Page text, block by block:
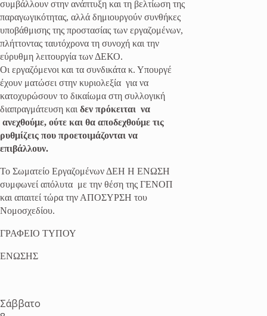
συμβάλλουν στην ανάπτυξη και τη βελτίωση της
παραγωγικότητας, αλλά δημιουργούν συνθήκες
υποβάθμισης της προστασίας των εργαζομένων,
πλήττοντας ταυτόχρονα τη συνοχή και την
εύρυθμη λειτουργία των ΔΕΚΟ.
Οι εργαζόμενοι και τα συνδικάτα κ. Υπουργέ
έχουν ματώσει στην κυριολεξία για να
κατοχυρώσουν το δικαίωμα στη συλλογική
διαπραγμάτευση και δεν πρόκειται να
ανεχθούμε, ούτε και θα αποδεχθούμε τις
ρυθμίζεις που προετοιμάζονται να
επιβάλλουν.
Το Σωματείο Εργαζομένων ΔΕΗ Η ΕΝΩΣΗ
συμφωνεί απόλυτα με την θέση της ΓΕΝΟΠ
και απαιτεί τώρα την ΑΠΟΣΥΡΣΗ του
Νομοσχεδίου.
ΓΡΑΦΕΙΟ ΤΥΠΟΥ
ΕΝΩΣΗΣ
Σάββατο